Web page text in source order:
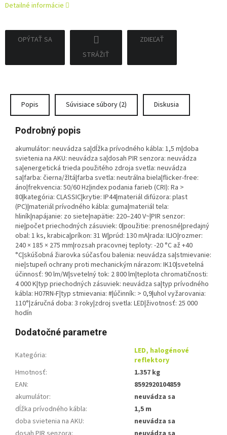
Detailné informácie
OPÝTAŤ SA
STRÁŽIŤ
ZDIEĽAŤ
Popis Súvisiace súbory (2) Diskusia
Podrobný popis
akumulátor: neuvádza sa|dĺžka prívodného kábla: 1,5 m|doba
svietenia na AKU: neuvádza sa|dosah PIR senzora: neuvádza
sa|energetická trieda použitého zdroja svetla: neuvádza
sa|farba: čierna/žltá|farba svetla: neutrálna biela|flicker-free:
áno|frekvencia: 50/60 Hz|index podania farieb (CRI): Ra >
80|kategória: CLASSIC|krytie: IP44|materiál difúzora: plast
(PC)|materiál prívodného kábla: guma|materiál tela:
hliník|napájanie: zo siete|napätie: 220–240 V~|PIR senzor:
nie|počet priechodných zásuviek: 0|použitie: prenosné|predajný
obal: 1 ks, krabica|príkon: 31 W|prúd: 130 mA|rada: ILIO|rozmer:
240 × 185 × 275 mm|rozsah pracovnej teploty: -20 °C až +40
°C|skúšobná žiarovka súčasťou balenia: neuvádza sa|stmievanie:
nie|stupeň ochrany proti mechanickým nárazom: IK10|svetelná
účinnosť: 90 lm/W|svetelný tok: 2 800 lm|teplota chromatičnosti:
4 000 K|typ priechodných zásuviek: neuvádza sa|typ prívodného
kábla: H07RN-F|typ stmievania: #|účinník: > 0,9|uhol vyžarovania:
110°|záručná doba: 3 roky|zdroj svetla: LED|životnosť: 25 000
hodín
Dodatočné parametre
Kategória:
LED, halogénové
reflektory
Hmotnosť:
1.357 kg
EAN:
8592920104859
akumulátor:
neuvádza sa
dĺžka prívodného kábla:
1,5 m
doba svietenia na AKU:
neuvádza sa